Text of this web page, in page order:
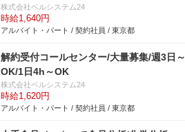
株式会社ベルシステム24
時給1,640円
アルバイト・パート / 契約社員 / 東京都
解約受付コールセンター/大量募集/週3日～
OK/1日4h～OK
株式会社ベルシステム24
時給1,620円
アルバイト・パート / 契約社員 / 東京都